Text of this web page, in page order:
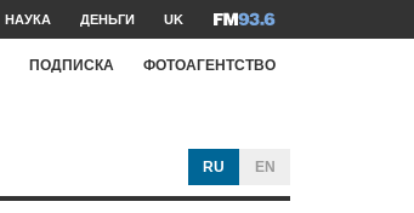
НАУКА ДЕНЬГИ UK
ПОДПИСКА ФОТОАГЕНТСТВО
RU EN